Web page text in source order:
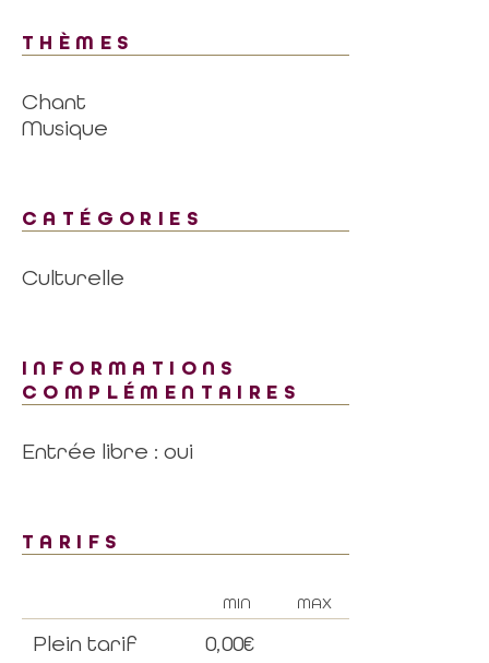
THÈMES
Chant
Musique
CATÉGORIES
Culturelle
INFORMATIONS
COMPLÉMENTAIRES
Entrée libre : oui
TARIFS
MIN MAX
Plein tarif 0,00€